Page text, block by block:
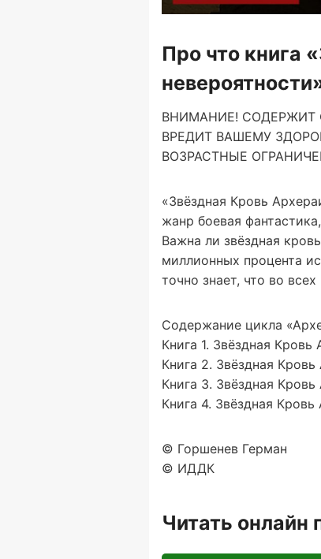
Про что книга
ВНИМАНИЕ! СОДЕРЖИТ
ВРЕДИТ ВАШЕМУ
ВОЗРАСТНЫЕ
«Звёздная Кровь
жанр боевая
Важна ли звёздная
миллионных процента
точно знает, что во
Содержание цикла
Книга 1. Звёздная Кровь
Книга 2. Звёздная
Книга 3. Звёздная
Книга 4. Звёздная
© Горшенев Герман
© ИДДК
Читать онлайн